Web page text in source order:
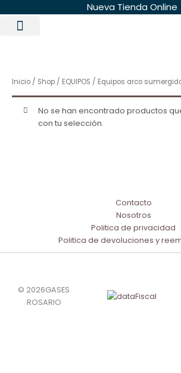
contenido
Nueva Tienda Online
Inicio/ Shop/ EQUIPOS / Equipos arco
No se han encontrado productos
con tu selección.
Contacto
Nosotros
Politica de privacidad
Politica de devoluciones y
© 2026GASES
ROSARIO